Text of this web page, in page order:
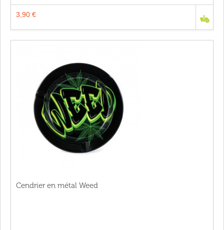
3,90 €
Cendrier en métal Weed